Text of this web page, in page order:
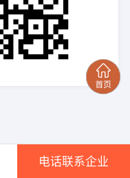
电话联系企业